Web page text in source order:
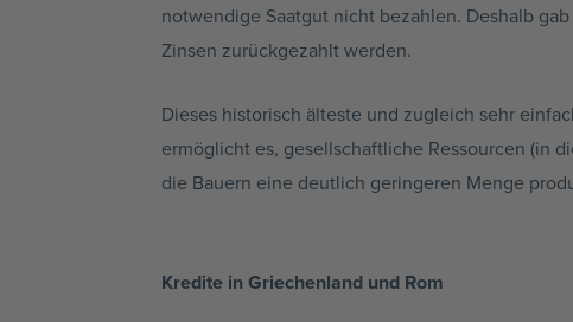
notwendige Saatgut nicht bezahlen. Deshalb
Zinsen zurückgezahlt werden.
Dieses historisch älteste und zugleich sehr
ermöglicht es, gesellschaftliche Ressourcen (in
die Bauern eine deutlich geringeren Menge
Kredite in Griechenland und Rom